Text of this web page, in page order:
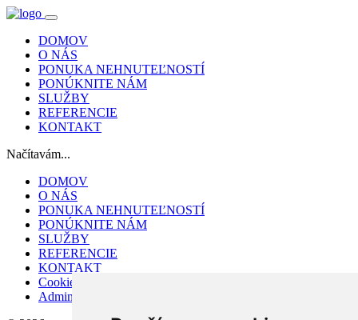
DOMOV
O NÁS
PONUKA NEHNUTEĽNOSTÍ
PONÚKNITE NÁM
SLUŽBY
REFERENCIE
KONTAKT
Načítavám...
DOMOV
O NÁS
PONUKA NEHNUTEĽNOSTÍ
PONÚKNITE NÁM
SLUŽBY
REFERENCIE
KONTAKT
Cookies
Admin